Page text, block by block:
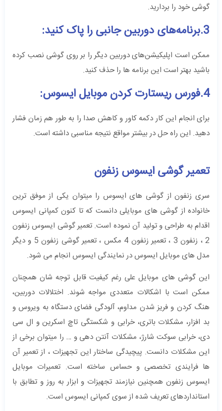
گوشی خود را بردارید.
3.برنامه‌های دوربین جانبی را پاک کنید:
ممکن است اپلیکیشن‌های دوربین دیگر را بر روی گوشی نصب کرده
باشید بهتر است این برنامه ها را حذف کنید.
4.فورس ریستارت کردن موبایل ایسوس:
برای انجام این کار دکمه کاور و کاهش صدا را به طور هم زمان فشار
دهید. این راه حل در بیشتر مواقع نتیجه مناسبی داشته است.
تعمیر گوشی ایسوس زنفون
سری زنفون از گوشی های ایسوس را میتوان یکی از موفق ترین
خانواده از گوشی های موبایلی دانست که تا کنون کمپانی ایسوس
اقدام به طراحی و تولید آن نموده است. تعمیر گوشی ایسوس زنفون
2 ، زنفون 3 ، تعمیر زنفون 4 مکس ، تعمیر گوشی زنفون 5 و دیگر
مدل های موبایل ایسوس در نمایندگی ایسوس انجام می شود.
این گوشی های موبایل علی رغم کیفیت قابل توجه شان همچنان
ممکن است با اشکالات متعددی مواجه شوند. اختلالات دوربین،
هنگ کردن و فریز شدن مداوم، آلودگی فضای دستگاه به ویروس و
بد افزار، مشکلات باتری، خرابی و شکستگی تاچ اسکرین و ال سی
دی، خرابی سوکت شارژ، مشکلات آنتن دهی و … را میتوان برخی از
این مشکلات دانست. پیچیدگی ساختار این تجهیزات ، از تعمیر آن
ها فرایندی تخصصی و حساس ساخته است. تعمیرات موبایل
ایسوس زنفون همچنین نیازمند تجهیزات و ابزار به روز و تطابق با
استانداردهای تعریف شده از سوی کمپانی ایسوس است.